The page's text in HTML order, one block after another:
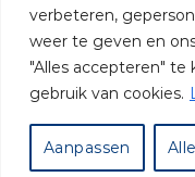
verbeteren,
weer te geven en
"Alles accepteren"
gebruik van cookies.
Aanpassen
©